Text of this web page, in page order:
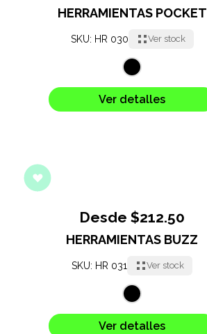
HERRAMIENTAS POCKET
SKU: HR 030 Ver stock
Ver detalles
Desde $212.50
HERRAMIENTAS BUZZ
SKU: HR 031 Ver stock
Ver detalles